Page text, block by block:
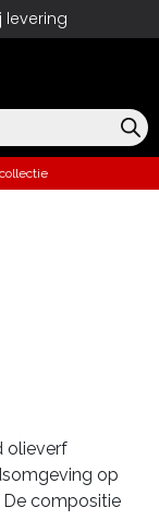
levering
olieverf
op
De compositie